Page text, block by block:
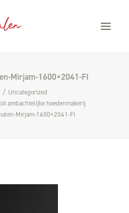
Mirjam-1600×2041-FI
Uncategorized
ambachtelijke hoedenmakerij
Mirjam-1600×2041-FI